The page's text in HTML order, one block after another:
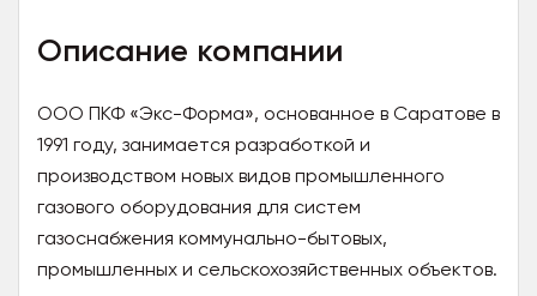
Описание компании
ООО ПКФ «Экс-Форма», основанное в Саратове в
1991 году, занимается разработкой и
производством новых видов промышленного
газового оборудования для систем
газоснабжения коммунально-бытовых,
промышленных и сельскохозяйственных объектов.